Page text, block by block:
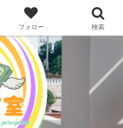
フォロー 検索